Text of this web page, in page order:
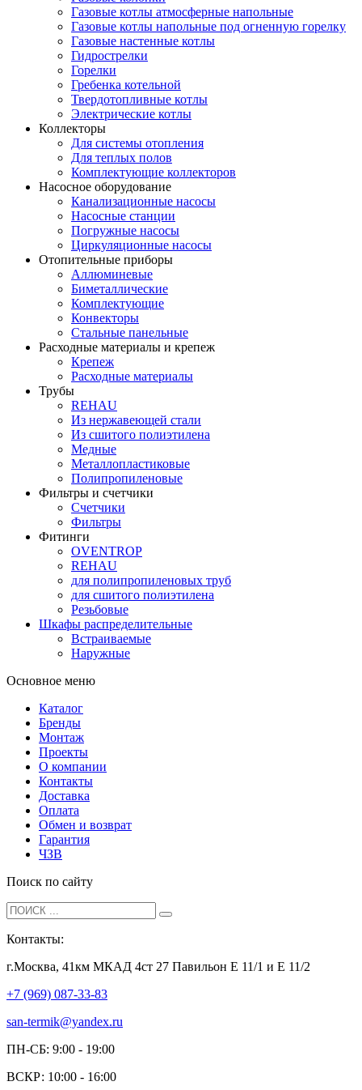
Газовые котлы атмосферные напольные
Газовые котлы напольные под огненную горелку
Газовые настенные котлы
Гидрострелки
Горелки
Гребенка котельной
Твердотопливные котлы
Электрические котлы
Коллекторы
Для системы отопления
Для теплых полов
Комплектующие коллекторов
Насосное оборудование
Канализационные насосы
Насосные станции
Погружные насосы
Циркуляционные насосы
Отопительные приборы
Аллюминевые
Биметаллические
Комплектующие
Конвекторы
Стальные панельные
Расходные материалы и крепеж
Крепеж
Расходные материалы
Трубы
REHAU
Из нержавеющей стали
Из сшитого полиэтилена
Медные
Металлопластиковые
Полипропиленовые
Фильтры и счетчики
Счетчики
Фильтры
Фитинги
OVENTROP
REHAU
для полипропиленовых труб
для сшитого полиэтилена
Резьбовые
Шкафы распределительные
Встраиваемые
Наружные
Основное меню
Каталог
Бренды
Монтаж
Проекты
О компании
Контакты
Доставка
Оплата
Обмен и возврат
Гарантия
ЧЗВ
Поиск по сайту
Контакты:
г.Москва, 41км МКАД 4ст 27 Павильон Е 11/1 и Е 11/2
+7 (969) 087-33-83
san-termik@yandex.ru
ПН-СБ: 9:00 - 19:00
ВСКР: 10:00 - 16:00